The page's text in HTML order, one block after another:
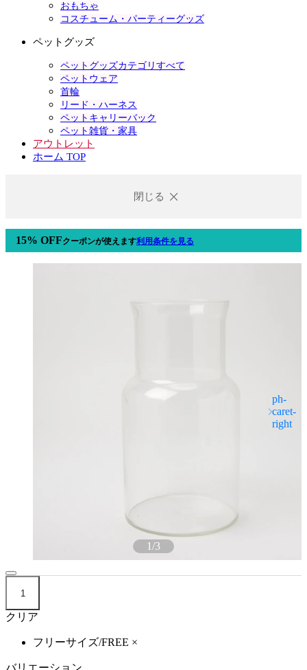
おもちゃ
コスチューム・パーティーグッズ
ペットグッズ
ペットグッズカテゴリすべて
ペットウェア
首輪
リード・ハーネス
ペットキャリーバック
ペット雑貨・家具
アウトレット
ホーム TOP
閉じる
15% OFFクーポンが使えます利用条件を見る
1/3
1
クリア
フリーサイズ/FREE ×
バリエーション